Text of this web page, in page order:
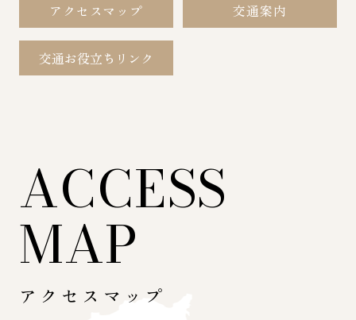
アクセスマップ 交通案内
交通お役立ちリンク
ACCESS
MAP
アクセスマップ